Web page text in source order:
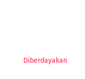
Diberdayakan